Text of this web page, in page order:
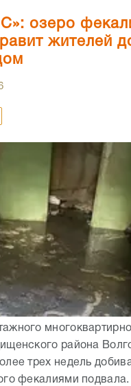
озеро
жителей
района
трех недель
фекалиями